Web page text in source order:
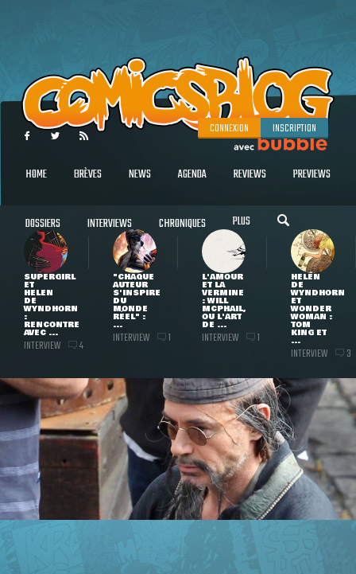
CONNEXION INSCRIPTION
HOME BRÈVES NEWS AGENDA REVIEWS PREVIEWS
DOSSIERS INTERVIEWS CHRONIQUES PLUS
SUPERGIRL
ET
HELEN
DE
WYNDHORN
:
RENCONTRE
AVEC ...
INTERVIEW 4
"CHAQUE
AUTEUR
S'INSPIRE
DU
MONDE
RÉEL" :
...
INTERVIEW 1
L'AMOUR
ET LA
VERMINE
: WILL
MCPHAIL,
OU L'ART
DE ...
INTERVIEW 1
HELEN
DE
WYNDHORN
ET
WONDER
WOMAN :
TOM
KING ET
...
INTERVIEW 3